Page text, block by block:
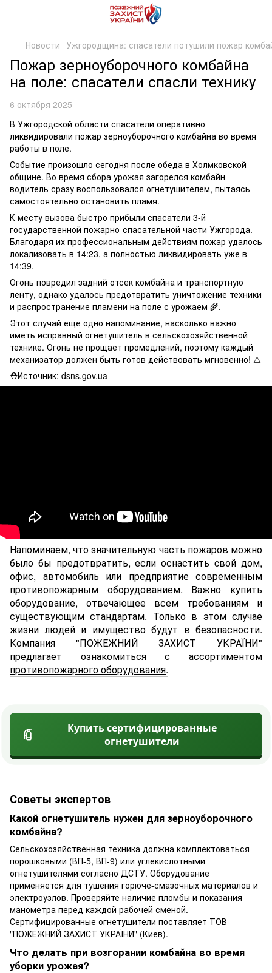
Новости Ужгородщина: спасатели потушили пожар
Пожар зерноуборочного комбайна
на поле: спасатели спасли технику
6 октября 2025
В Ужгородской области спасатели оперативно
ликвидировали пожар зерноуборочного комбайна во время
работы в поле.
Событие произошло сегодня после обеда в Холмковской
общине. Во время сбора урожая загорелся комбайн –
водитель сразу воспользовался огнетушителем, пытаясь
самостоятельно остановить пламя.
К месту вызова быстро прибыли спасатели 3-й
государственной пожарно-спасательной части Ужгорода.
Благодаря их профессиональным действиям пожар удалось
локализовать в 14:23, а полностью ликвидировать уже в
14:39.
Огонь повредил задний отсек комбайна и транспортную
ленту, однако удалось предотвратить уничтожение техники
и распространение пламени на поле с урожаем 🌾.
Этот случай еще одно напоминание, насколько важно
иметь исправный огнетушитель в сельскохозяйственной
технике. Огонь не прощает промедлений, поэтому каждый
механизатор должен быть готов действовать мгновенно! ⚠️
⛑Источник: dsns.gov.ua
Напоминаем, что значительную часть пожаров можно
было бы предотвратить, если оснастить cвой дом,
офис, автомобиль или предприятие современным
противопожарным оборудованием. Важно купить
оборудование, отвечающее всем требованиям и
существующим стандартам. Только в этом случае
жизни людей и имущество будут в безопасности.
Компания "ПОЖЕЖНИЙ ЗАХИСТ УКРАЇНИ"
предлагает ознакомиться с ассортиментом
противопожарного оборудования.
Купить сертифицированные
огнетушители
Советы экспертов
Какой огнетушитель нужен для зерноуборочного
комбайна?
Сельскохозяйственная техника должна комплектоваться
порошковыми (ВП-5, ВП-9) или углекислотными
огнетушителями согласно ДСТУ. Оборудование
применяется для тушения горюче-смазочных материалов и
электроузлов. Проверяйте наличие пломбы и показания
манометра перед каждой рабочей сменой.
Сертифицированные огнетушители поставляет ТОВ
"ПОЖЕЖНИЙ ЗАХИСТ УКРАЇНИ" (Киев).
Что делать при возгорании комбайна во время
уборки урожая?